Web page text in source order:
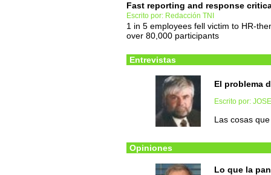
Fast reporting and response
Escrito por: Redacción TNI
1 in 5 employees fell victim to HR-
over 80,000 participants
Entrevistas
El problema
Escrito por:
Las cosas
Opiniones
Lo que la